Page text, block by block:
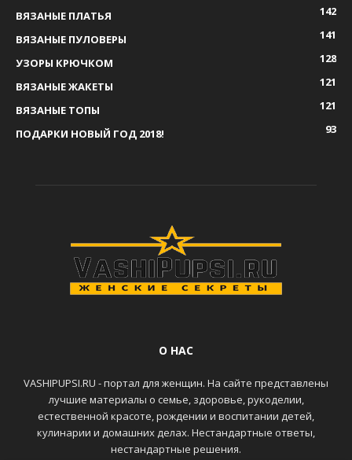
ВЯЗАНЫЕ ПЛАТЬЯ
142
ВЯЗАНЫЕ ПУЛОВЕРЫ
141
УЗОРЫ КРЮЧКОМ
128
ВЯЗАНЫЕ ЖАКЕТЫ
121
ВЯЗАНЫЕ ТОПЫ
121
ПОДАРКИ НОВЫЙ ГОД 2018!
93
О НАС
VASHIPUPSI.RU - портал для женщин. На сайте представлены
лучшие материалы о семье, здоровье, рукоделии,
естественной красоте, рождении и воспитании детей,
кулинарии и домашних делах. Нестандартные ответы,
нестандартные решения.